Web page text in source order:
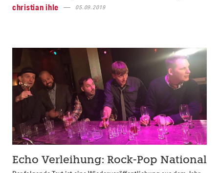
christian ihle
05.09.2019
Echo Verleihung: Rock-Pop National